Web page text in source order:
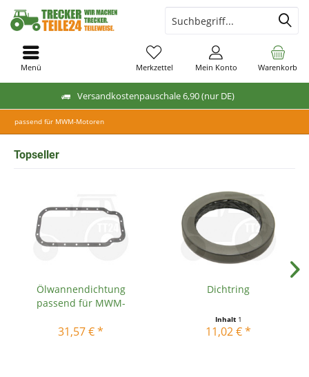
Versandkostenpauschale 6,90 (nur DE)
Warenkorb
Merkzettel Mein Konto
Menü
passend für MWM-Motoren
Topseller
Ölwannendichtung
passend für MWM-
31,57 € *
Dichtring
Inhalt 1
11,02 € *